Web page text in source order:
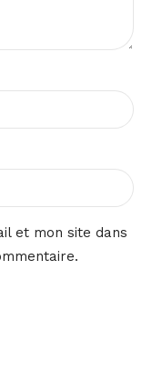
et mon site dans